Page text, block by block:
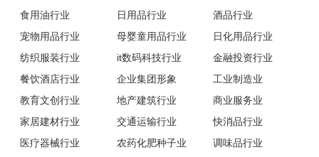
食用油行业
日用品行业
酒品行业
宠物用品行业
母婴童用品行业
日化用品行业
纺织服装行业
it数码科技行业
金融投资行业
餐饮酒店行业
企业集团形象
工业制造业
教育文创行业
地产建筑行业
商业服务业
家居建材行业
交通运输行业
快消品行业
医疗器械行业
农药化肥种子业
调味品行业